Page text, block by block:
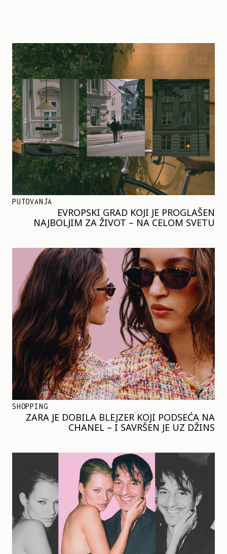
PUTOVANJA
EVROPSKI GRAD KOJI JE PROGLAŠEN
NAJBOLJIM ZA ŽIVOT – NA CELOM SVETU
SHOPPING
ZARA JE DOBILA BLEJZER KOJI PODSEĆA NA
CHANEL – I SAVRŠEN JE UZ DŽINS